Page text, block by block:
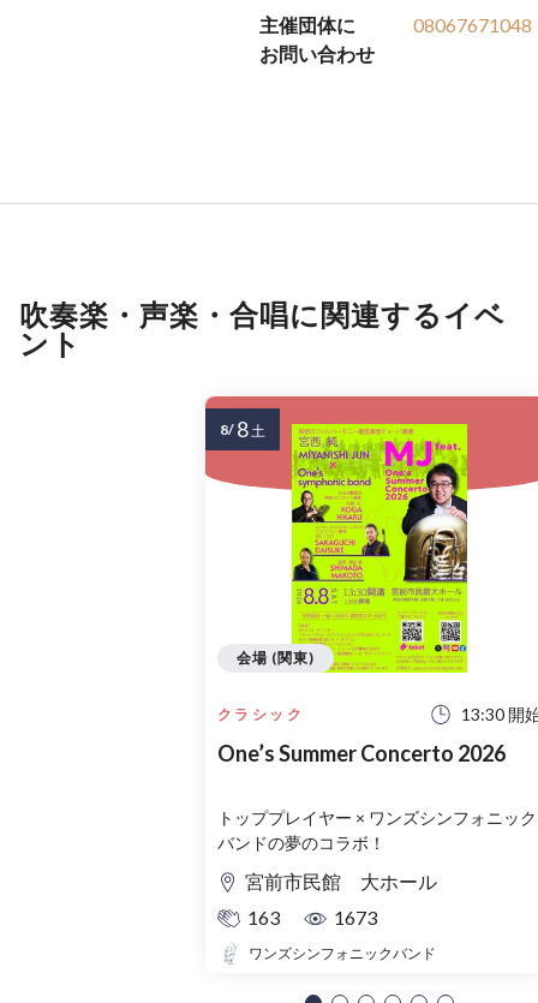
主催団体に
お問い合わせ
08067671048
吹奏楽・声楽・合唱に関連するイベ
ント
クラシック 13:30 開
One’s Summer Concerto 2026
トッププレイヤー × ワンズシンフォニック
バンドの夢のコラボ！
宮前市民館 大ホール
163
1673
ワンズシンフォニックバンド
会場 (関東)
8/ 8土